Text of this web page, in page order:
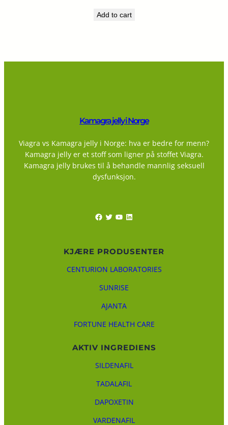
Add to cart
Kamagra jelly i Norge
Viagra vs Kamagra jelly i Norge: hva er bedre for menn?
Kamagra jelly er et stoff som ligner på stoffet Viagra.
Kamagra jelly brukes til å behandle mannlig seksuell
dysfunksjon.
Facebook Twitter YouTube LinkedIn
KJÆRE PRODUSENTER
CENTURION LABORATORIES
SUNRISE
AJANTA
FORTUNE HEALTH CARE
AKTIV INGREDIENS
SILDENAFIL
TADALAFIL
DAPOXETIN
VARDENAFIL